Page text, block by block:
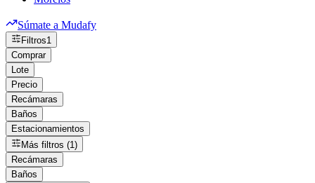
Súmate a Mudafy
Filtros1
Comprar
Lote
Precio
Recámaras
Baños
Estacionamientos
Más filtros (1)
Recámaras
Baños